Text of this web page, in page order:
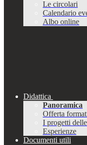
Le circolari
Calendario
Albo online
Didattica
Panoramica
Offerta
I progetti
Esperienze
Documenti utili